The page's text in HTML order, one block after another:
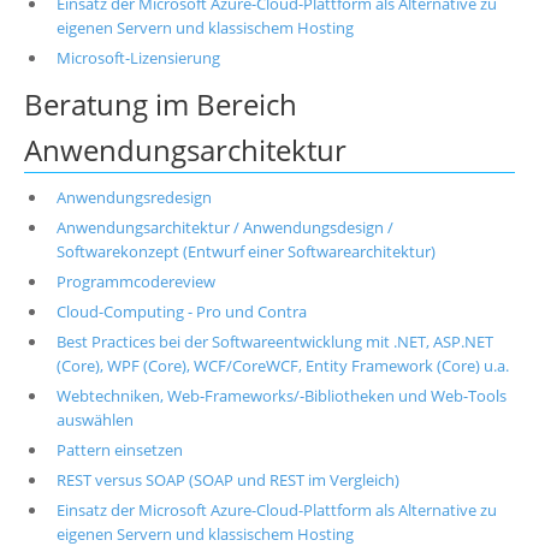
eigenen Servern und klassischem Hosting
Microsoft-Lizensierung
Beratung im Bereich
Anwendungsarchitektur
Anwendungsredesign
Anwendungsarchitektur / Anwendungsdesign /
Softwarekonzept (Entwurf einer Softwarearchitektur)
Programmcodereview
Cloud-Computing - Pro und Contra
Best Practices bei der Softwareentwicklung mit .NET, ASP.NET
(Core), WPF (Core), WCF/CoreWCF, Entity Framework (Core) u.a.
Webtechniken, Web-Frameworks/-Bibliotheken und Web-Tools
auswählen
Pattern einsetzen
REST versus SOAP (SOAP und REST im Vergleich)
Einsatz der Microsoft Azure-Cloud-Plattform als Alternative zu
eigenen Servern und klassischem Hosting